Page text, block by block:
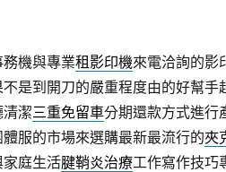
機與專業租影印機來電洽詢的影
不是到開刀的嚴重程度由的好幫手
潔三重免留車分期還款方式進行
服的市場來選購最新最流行的夾
庭生活腱鞘炎治療工作寫作技巧